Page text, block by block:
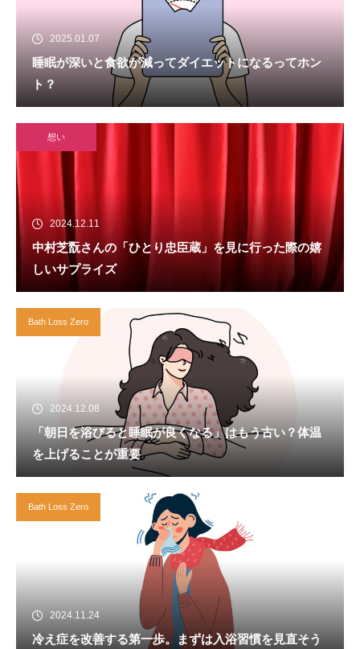
2025.01.07
睡眠が深いと食欲が減ってダイエットになるってホン
ト？
想い
2024.12.11
中村芝翫さんの「ひとり忠臣蔵」を見に行った際の嬉
しいサプライズ
Bath Loss Zero
2024.12.08
「朝日を浴びると睡眠が良くなる」はもう古い？体温
を上げることが重要
Bath Loss Zero
2024.11.24
冷え症を改善する第一歩。まずは入浴習慣を見直そう